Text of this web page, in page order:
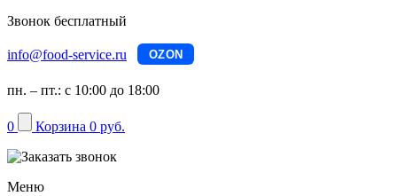
Звонок бесплатный
info@food-service.ru OZON
пн. – пт.: с 10:00 до 18:00
0 Корзина 0 руб.
Меню